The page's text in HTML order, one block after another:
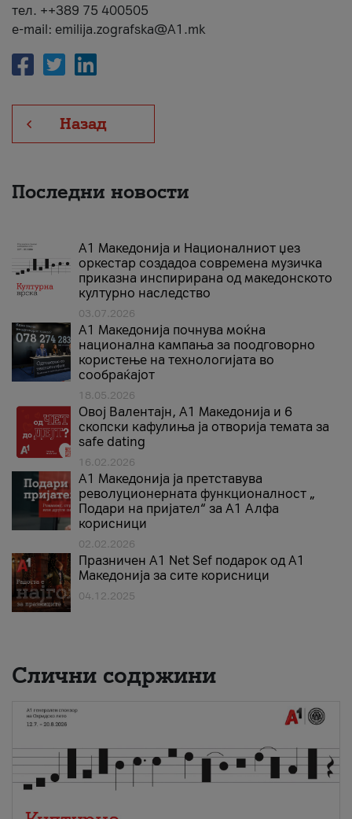
тел. ++389 75 400505
e-mail: emilija.zografska@A1.mk
Назад
Последни новости
А1 Македонија и Националниот џез
оркестар создадоа современа музичка
приказна инспирирана од македонското
културно наследство
03.07.2026
A1 Македонија почнува моќна
национална кампања за поодговорно
користење на технологијата во
сообраќајот
18.05.2026
Овој Валентајн, A1 Македонија и 6
скопски кафулиња ја отворија темата за
safe dating
16.02.2026
А1 Македонија ја претставува
револуционерната функционалност „
Подари на пријател“ за А1 Алфа
корисници
02.02.2026
Празничен A1 Net Sеf подарок од А1
Македонија за сите корисници
04.12.2025
Слични содржини